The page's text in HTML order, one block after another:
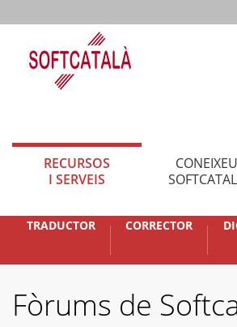
RECURSOS
I SERVEIS
CONEIXEU
TRADUCTOR CORRECTOR
Fòrums de